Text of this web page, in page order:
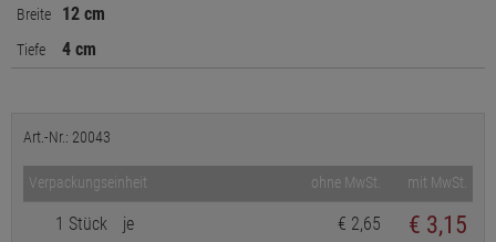
Breite 12 cm
Tiefe 4 cm
Art.-Nr.: 20043
Verpackungseinheit ohne MwSt. mit MwSt.
1 Stück je € 2,65 € 3,15